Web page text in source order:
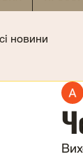
новини